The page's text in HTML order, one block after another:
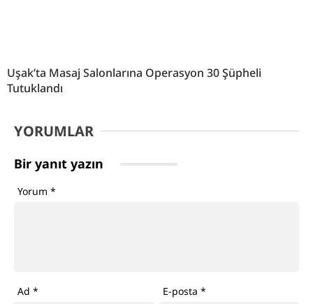
Uşak’ta Masaj Salonlarına Operasyon 30 Şüpheli
Tutuklandı
YORUMLAR
Bir yanıt yazın
Yorum *
Ad * E-posta*